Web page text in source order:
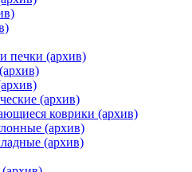
печки (архив)
(архив)
коврики (архив)
(архив)
(архив)